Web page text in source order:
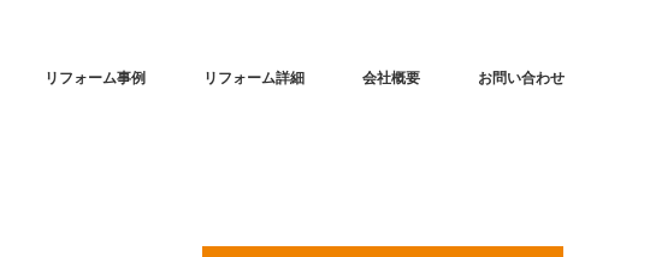
リフォーム事例 リフォーム詳細 会社概要 お問い合わせ